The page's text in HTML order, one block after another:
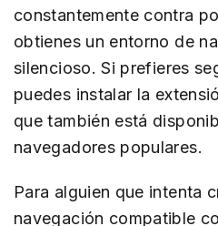
constantemente contra
obtienes un entorno de
silencioso. Si prefieres
puedes instalar la
que también está
navegadores populares.
Para alguien que intenta
navegación compatible